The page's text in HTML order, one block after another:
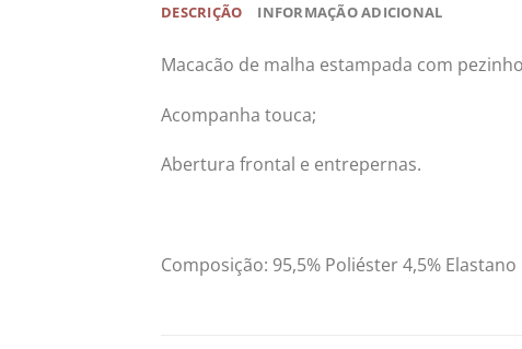
DESCRIÇÃO INFORMAÇÃO ADICIONAL
Macacão de malha estampada com
Acompanha touca;
Abertura frontal e entrepernas.
Composição: 95,5% Poliéster 4,5% Elastano